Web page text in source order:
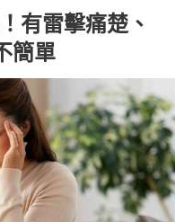
有雷擊痛楚、
簡單